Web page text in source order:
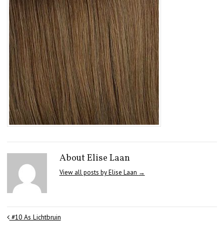
About Elise Laan
View all posts by Elise Laan →
#10 As Lichtbruin